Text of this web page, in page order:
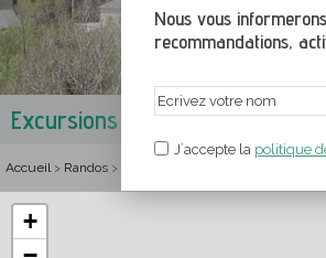
Nous vous
recommandations,
J´accepte la politique
Excursions à Angoustrine
Accueil> Randos >
+